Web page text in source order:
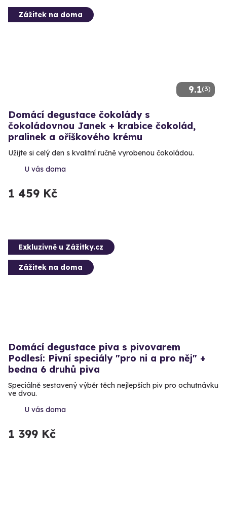
9.1(3)
Zážitek na doma
Domácí degustace čokolády s
čokoládovnou Janek + krabice čokolád,
pralinek a oříškového krému
Užijte si celý den s kvalitní ručně vyrobenou čokoládou.
U vás doma
1 459 Kč
Exkluzivně u Zážitky.cz
Zážitek na doma
Domácí degustace piva s pivovarem
Podlesí: Pivní speciály "pro ni a pro něj" +
bedna 6 druhů piva
Speciálně sestavený výběr těch nejlepších piv pro ochutnávku
ve dvou.
U vás doma
1 399 Kč